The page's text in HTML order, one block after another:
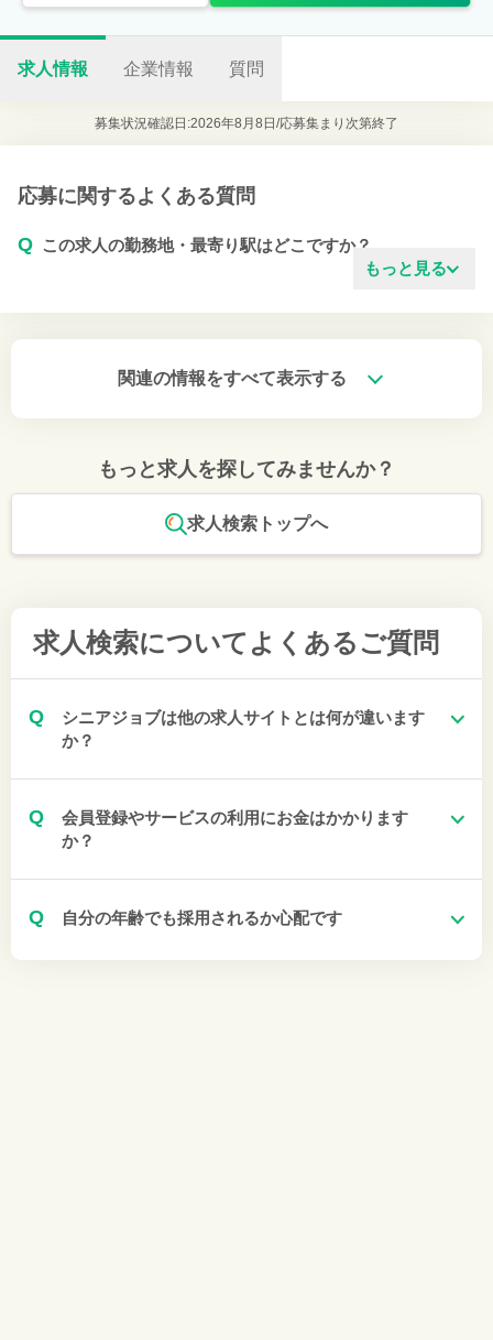
求人情報 企業情報 質問
募集状況確認日:2026年8月8日/応募集まり次第終了
応募に関するよくある質問
Q この求人の勤務地・最寄り駅はどこですか？
もっと見る
関連の情報をすべて表示する
もっと求人を探してみませんか？
求人検索トップへ
求人検索について よくあるご質問
Q
シニアジョブは他の求人サイトとは何が違います
か？
Q
会員登録やサービスの利用にお金はかかります
か？
Q 自分の年齢でも採用されるか心配です